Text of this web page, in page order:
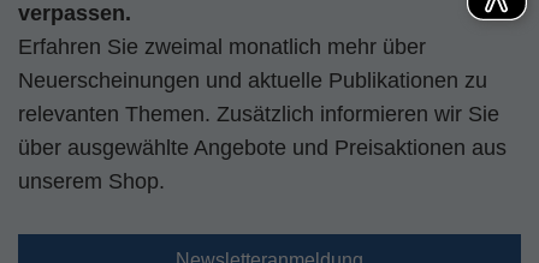
verpassen.
Erfahren Sie zweimal monatlich mehr über
Neuerscheinungen und aktuelle Publikationen zu
relevanten Themen. Zusätzlich informieren wir Sie
über ausgewählte Angebote und Preisaktionen aus
unserem Shop.